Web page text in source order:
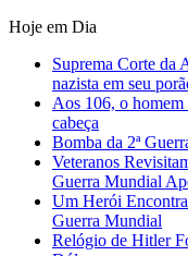
Hoje em Dia
Suprema Corte da
nazista em seu
Aos 106, o homem
cabeça
Bomba da 2ª
Veteranos
Guerra Mundial
Um Herói
Guerra Mundial
Relógio de Hitler